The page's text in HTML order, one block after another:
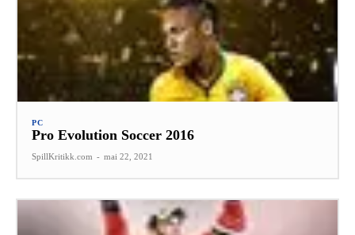
PC
Pro Evolution Soccer 2016
SpillKritikk.com - mai 22, 2021